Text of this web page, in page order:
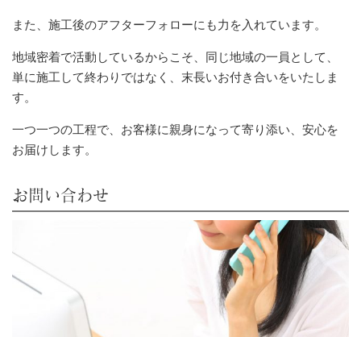
また、施工後のアフターフォローにも力を入れています。
地域密着で活動しているからこそ、同じ地域の一員として、
単に施工して終わりではなく、末長いお付き合いをいたしま
す。
一つ一つの工程で、お客様に親身になって寄り添い、安心を
お届けします。
お問い合わせ